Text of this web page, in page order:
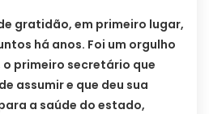
gratidão, em primeiro lugar,
há anos. Foi um orgulho
primeiro secretário que
assumir e que deu sua
a saúde do estado,